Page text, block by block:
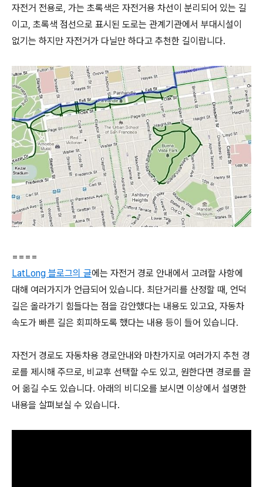
자전거 전용로, 가는 초록색은 자전거용 차선이 분리되어 있는 길
이고, 초록색 점선으로 표시된 도로는 관계기관에서 부대시설이
없기는 하지만 자전거가 다닐만 하다고 추천한 길이랍니다.
====
LatLong 블로그의 글에는 자전거 경로 안내에서 고려할 사항에
대해 여러가지가 언급되어 있습니다. 최단거리를 산정할 때, 언덕
길은 올라가기 힘들다는 점을 감안했다는 내용도 있고요, 자동차
속도가 빠른 길은 회피하도록 했다는 내용 등이 들어 있습니다.
자전거 경로도 자동차용 경로안내와 마찬가지로 여러가지 추천 경
로를 제시해 주므로, 비교후 선택할 수도 있고, 원한다면 경로를 끌
어 옮길 수도 있습니다. 아래의 비디오를 보시면 이상에서 설명한
내용을 살펴보실 수 있습니다.